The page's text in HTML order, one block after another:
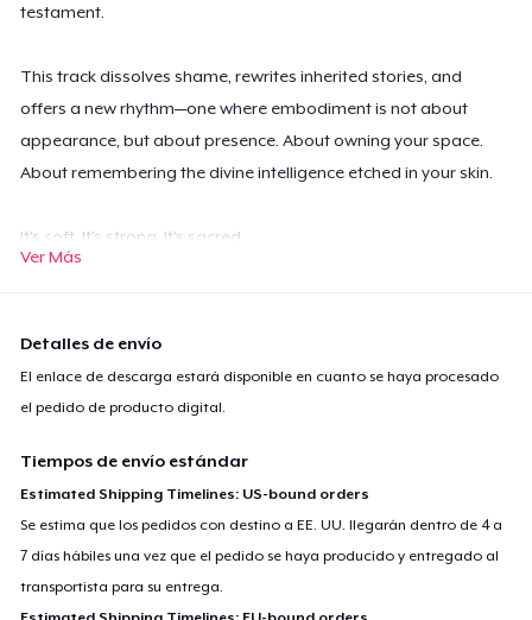
testament.
This track dissolves shame, rewrites inherited stories, and
offers a new rhythm—one where embodiment is not about
appearance, but about presence. About owning your space.
About remembering the divine intelligence etched in your skin.
It’s soft. It’s strong. It’s sacred.
Wears every scar like sacred art.
These hands have prayed, these feet have roamed,
And still I rise — I’ve come back home.
This breath is fire, this heart, a drum,
Ver Más
Detalles de envío
El enlace de descarga estará disponible en cuanto se haya procesado
el pedido de producto digital.
Tiempos de envío estándar
Estimated Shipping Timelines: US-bound orders
Se estima que los pedidos con destino a EE. UU. llegarán dentro de 4 a
7 días hábiles una vez que el pedido se haya producido y entregado al
transportista para su entrega.